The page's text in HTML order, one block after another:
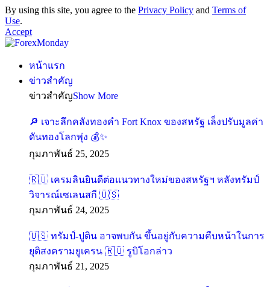
By using this site, you agree to the Privacy Policy and Terms of
Use.
Accept
หน้าแรก
ข่าวสำคัญ
ข่าวสำคัญShow More
🔎 เจาะลึกคลังทองคำ Fort Knox ของสหรัฐ เล็งปรับมูลค่า
ดันทองโลกพุ่ง 💰✨
กุมภาพันธ์ 25, 2025
🇷🇺 เครมลินยินดีต่อแนวทางใหม่ของสหรัฐฯ หลังทรัมป์
วิจารณ์เซเลนสกี 🇺🇸
กุมภาพันธ์ 24, 2025
🇺🇸 ทรัมป์-ปูติน อาจพบกัน ขึ้นอยู่กับความคืบหน้าในการ
ยุติสงครามยูเครน 🇷🇺 รูบิโอกล่าว
กุมภาพันธ์ 21, 2025